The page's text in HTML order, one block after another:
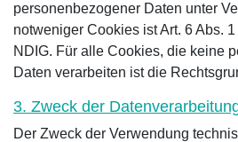
personenbezogener Daten unter
notweniger Cookies ist Art. 6 Abs.
NDIG. Für alle Cookies, die keine
Daten verarbeiten ist die
3. Zweck der
Der Zweck der Verwendung